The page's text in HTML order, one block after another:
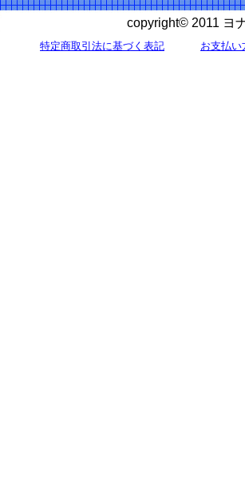
copyright© 2011 ヨ
特定商取引法に基づく表記 お支払い